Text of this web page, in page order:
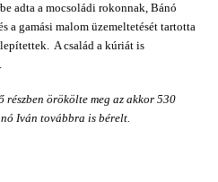
adta a mocsoládi rokonnak, Bánó
a gamási malom üzemeltetését tartotta
A család a kúriát is
örökölte meg az akkor 530
Iván továbbra is bérelt.